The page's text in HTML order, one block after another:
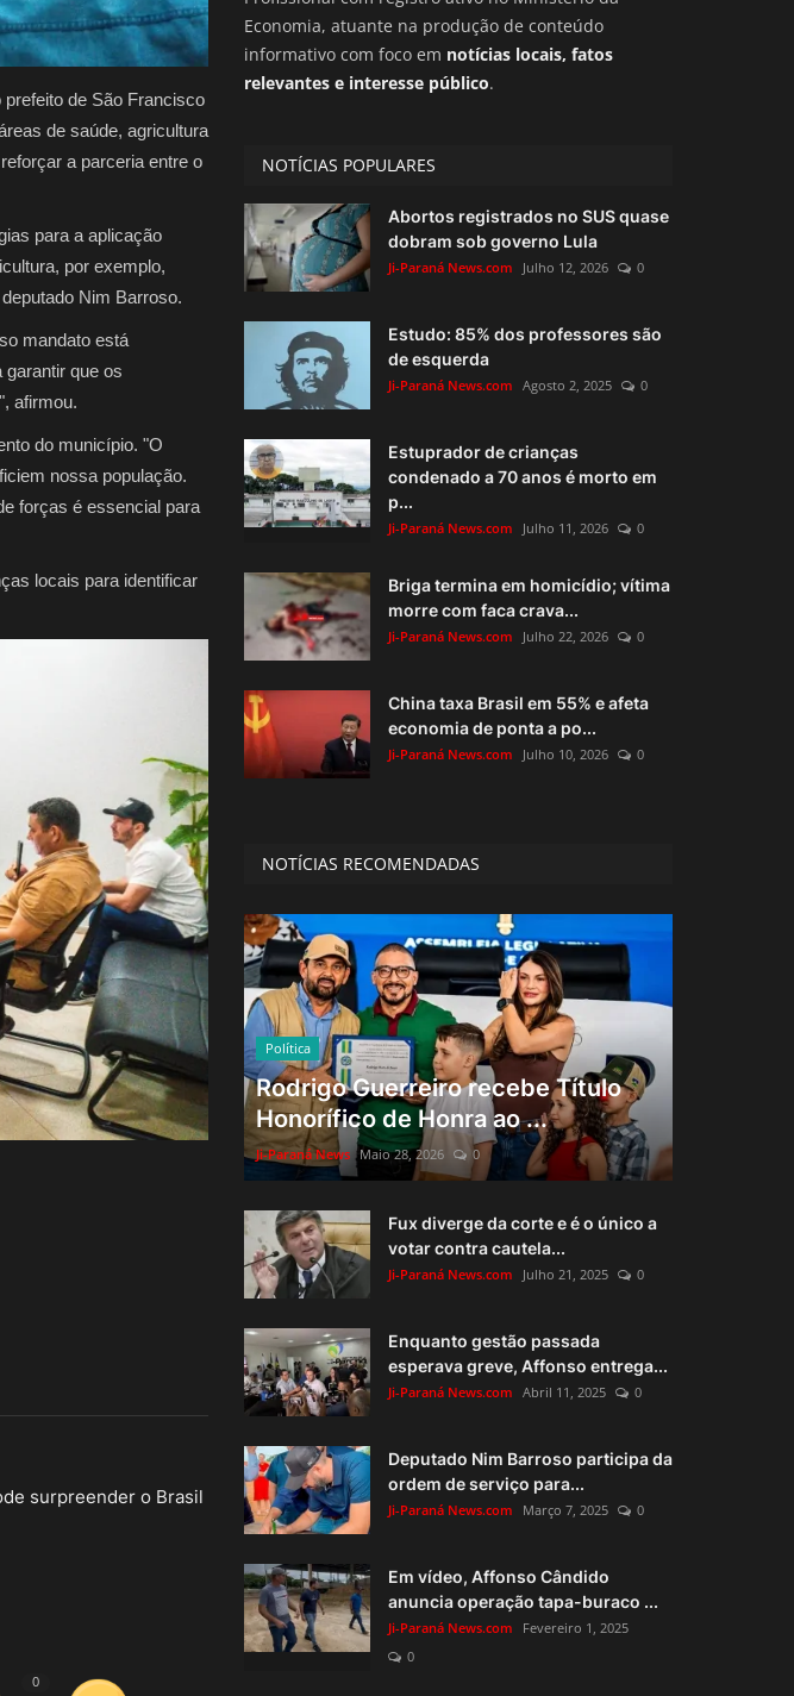
de São Francisco
de saúde, agricultura
a parceria entre o
para a aplicação
por exemplo,
Nim Barroso.
mandato está
que os
afirmou.
do município. "O
nossa população.
forças é essencial para
locais para identificar
surpreender o Brasil
0
Economia, atuante na produção de conteúdo
informativo com foco em notícias locais, fatos
relevantes e interesse público.
NOTÍCIAS POPULARES
Abortos registrados no SUS quase
dobram sob governo Lula
Ji-Paraná News.com Julho 12, 2026 0
Estudo: 85% dos professores são
de esquerda
Ji-Paraná News.com Agosto 2, 2025 0
Estuprador de crianças
condenado a 70 anos é morto em
p...
Ji-Paraná News.com Julho 11, 2026 0
Briga termina em homicídio; vítima
morre com faca crava...
Ji-Paraná News.com Julho 22, 2026 0
China taxa Brasil em 55% e afeta
economia de ponta a po...
Ji-Paraná News.com Julho 10, 2026 0
NOTÍCIAS RECOMENDADAS
Política
Rodrigo Guerreiro recebe Título
Honorífico de Honra ao ...
Ji-Paraná News Maio 28, 2026 0
Fux diverge da corte e é o único a
votar contra cautela...
Ji-Paraná News.com Julho 21, 2025 0
Enquanto gestão passada
esperava greve, Affonso entrega...
Ji-Paraná News.com Abril 11, 2025 0
Deputado Nim Barroso participa da
ordem de serviço para...
Ji-Paraná News.com Março 7, 2025 0
Em vídeo, Affonso Cândido
anuncia operação tapa-buraco ...
Ji-Paraná News.com
Fevereiro 1, 2025
0